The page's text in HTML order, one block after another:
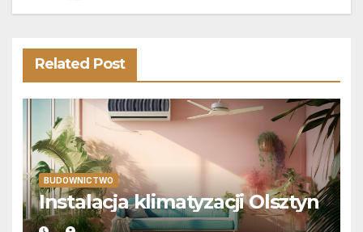
Related Post
BUDOWNICTWO
Instalacja klimatyzacji Olsztyn